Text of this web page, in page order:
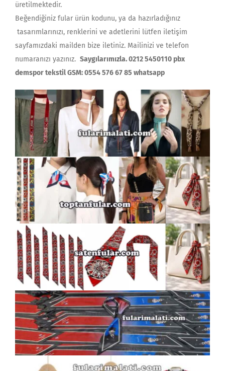
üretilmektedir.
Beğendiğiniz fular ürün kodunu, ya da hazırladığınız
tasarımlarınızı, renklerini ve adetlerini lütfen iletişim
sayfamızdaki mailden bize iletiniz. Mailinizi ve telefon
numaranızı yazınız. Saygılarımızla. 0212 5450110 pbx
demspor tekstil GSM: 0554 576 67 85 whatsapp